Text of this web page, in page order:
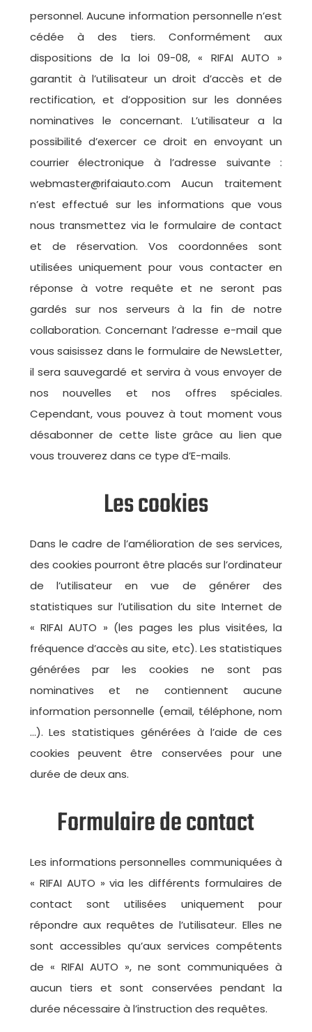
personnel. Aucune information personnelle n’est
cédée à des tiers. Conformément aux
dispositions de la loi 09-08, « RIFAI AUTO »
garantit à l’utilisateur un droit d’accès et de
rectification, et d’opposition sur les données
nominatives le concernant. L’utilisateur a la
possibilité d’exercer ce droit en envoyant un
courrier électronique à l’adresse suivante :
webmaster@rifaiauto.com Aucun traitement
n’est effectué sur les informations que vous
nous transmettez via le formulaire de contact
et de réservation. Vos coordonnées sont
utilisées uniquement pour vous contacter en
réponse à votre requête et ne seront pas
gardés sur nos serveurs à la fin de notre
collaboration. Concernant l’adresse e-mail que
vous saisissez dans le formulaire de NewsLetter,
il sera sauvegardé et servira à vous envoyer de
nos nouvelles et nos offres spéciales.
Cependant, vous pouvez à tout moment vous
désabonner de cette liste grâce au lien que
vous trouverez dans ce type d’E-mails.
Les cookies
Dans le cadre de l’amélioration de ses services,
des cookies pourront être placés sur l’ordinateur
de l’utilisateur en vue de générer des
statistiques sur l’utilisation du site Internet de
« RIFAI AUTO » (les pages les plus visitées, la
fréquence d’accès au site, etc). Les statistiques
générées par les cookies ne sont pas
nominatives et ne contiennent aucune
information personnelle (email, téléphone, nom
…). Les statistiques générées à l’aide de ces
cookies peuvent être conservées pour une
durée de deux ans.
Formulaire de contact
Les informations personnelles communiquées à
« RIFAI AUTO » via les différents formulaires de
contact sont utilisées uniquement pour
répondre aux requêtes de l’utilisateur. Elles ne
sont accessibles qu’aux services compétents
de « RIFAI AUTO », ne sont communiquées à
aucun tiers et sont conservées pendant la
durée nécessaire à l’instruction des requêtes.